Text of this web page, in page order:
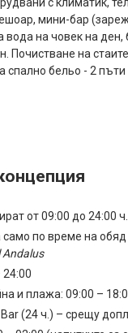
мини-бар
вода на човек на ден,
Почистване на
спално бельо - 2 пъти
от 09:00 до 24:00 ч.
само по време на
Andalus
24:00
и плажа: 09:00 –
(24 ч.) – срещу